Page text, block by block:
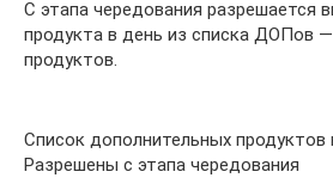
С этапа чередования разрешается
продукта в день из списка ДОПов
продуктов.
Список дополнительных
Разрешены с этапа чередования